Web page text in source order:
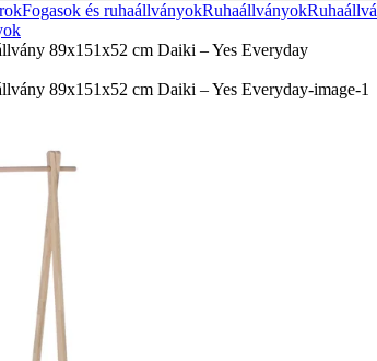
Fogasok és ruhaállványokRuhaállványok